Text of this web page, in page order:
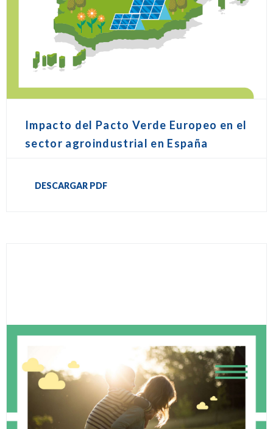
Impacto del Pacto Verde Europeo en el
sector agroindustrial en España
DESCARGAR PDF